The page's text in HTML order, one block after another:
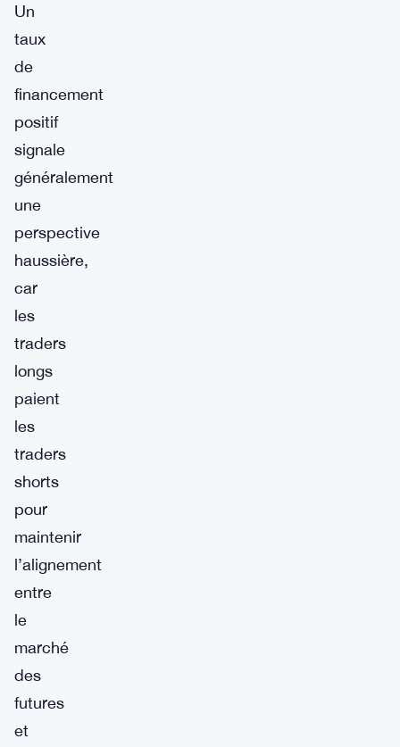
Un
taux
de
financement
positif
signale
généralement
une
perspective
haussière,
car
les
traders
longs
paient
les
traders
shorts
pour
maintenir
l’alignement
entre
le
marché
des
futures
et